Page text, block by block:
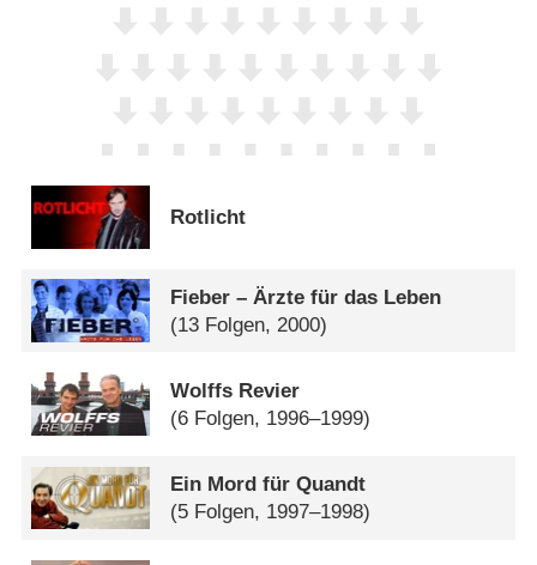
Rotlicht
Fieber – Ärzte für das Leben
(13 Folgen, 2000)
Wolffs Revier
(6 Folgen, 1996–1999)
Ein Mord für Quandt
(5 Folgen, 1997–1998)